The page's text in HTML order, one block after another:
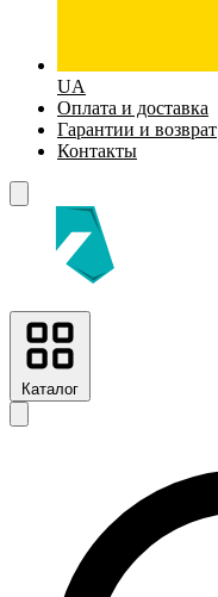
UA
Оплата и доставка
Гарантии и возврат
Контакты
Каталог